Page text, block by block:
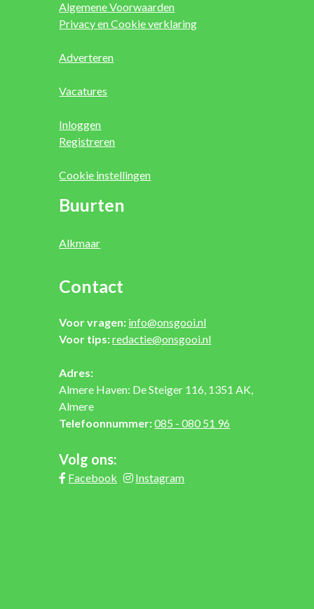
Algemene Voorwaarden
Privacy en Cookie verklaring
Adverteren
Vacatures
Inloggen
Registreren
Cookie instellingen
Buurten
Alkmaar
Contact
Voor vragen: info@onsgooi.nl
Voor tips:redactie@onsgooi.nl
Adres:
Almere Haven: De Steiger 116, 1351 AK,
Almere
Telefoonnummer:085 - 080 51 96
Volg ons:
Facebook Instagram